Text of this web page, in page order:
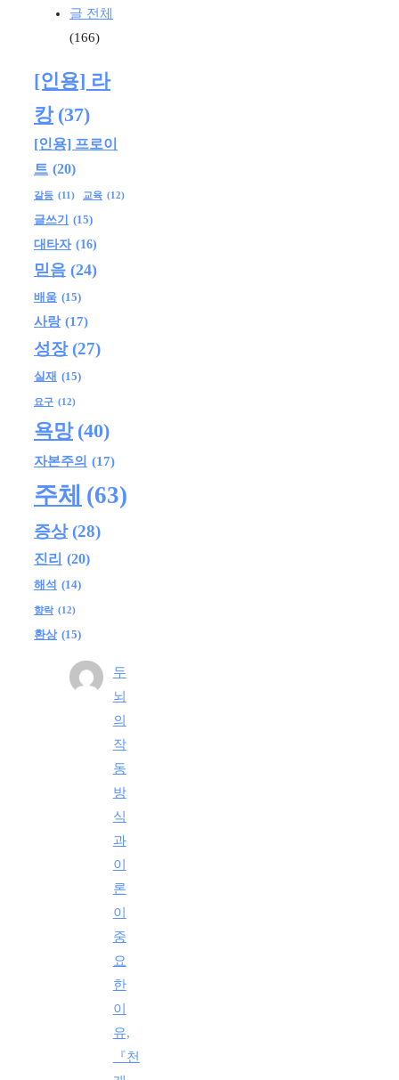
글 전체
(166)
[인용] 라
캉 (37)
[인용] 프로이
트 (20)
갈등 (11) 교육 (12)
글쓰기
(15)
대타자 (16)
믿음 (24)
배움 (15)
사랑 (17)
성장 (27)
실재 (15)
요구 (12)
욕망 (40)
자본주의 (17)
주체 (63)
증상 (28)
진리 (20)
해석 (14)
향락 (12)
환상 (15)
두
뇌
의
작
동
방
식
과
이
론
이
중
요
한
이
유,
『천